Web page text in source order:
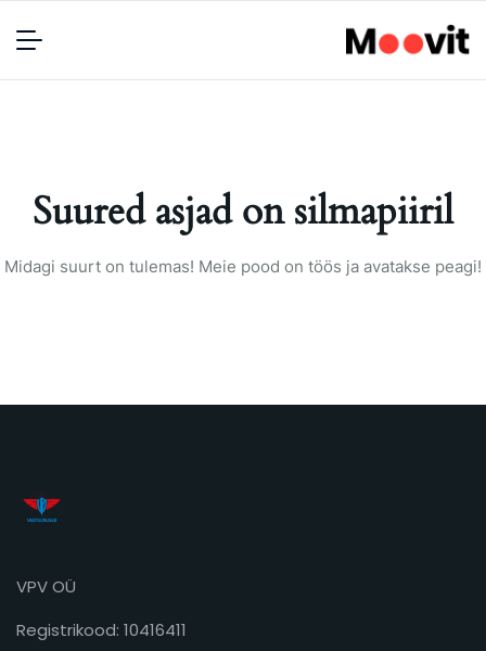
Suured asjad on silmapiiril
Midagi suurt on tulemas! Meie pood on töös ja avatakse peagi!
VPV OÜ
Registrikood: 10416411